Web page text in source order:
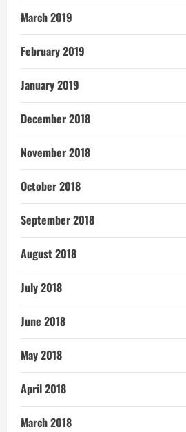
March 2019
February 2019
January 2019
December 2018
November 2018
October 2018
September 2018
August 2018
July 2018
June 2018
May 2018
April 2018
March 2018